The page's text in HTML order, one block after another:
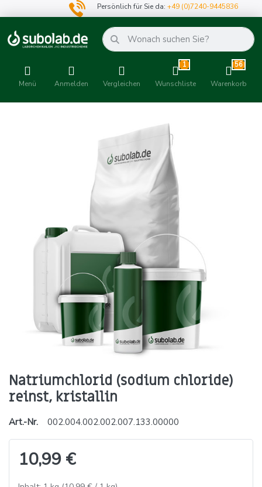
Persönlich für Sie da:+49 (0)7240-9445836
Menü Anmelden Vergleichen
1
Wunschliste
56
Warenkorb
Natriumchlorid (sodium chloride)
reinst, kristallin
Art.-Nr. 002.004.002.002.007.133.00000
10,99 €